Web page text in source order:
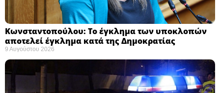
Κωνσταντοπούλου: Το έγκλημα των υποκλοπών
αποτελεί έγκλημα κατά της Δημοκρατίας ​
9 Αυγούστου 2026